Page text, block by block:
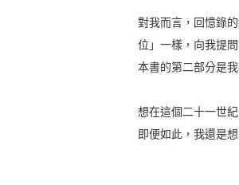
對我而言，回憶錄
位」一樣，向我提
本書的第二部分是
想在這個二十一世
即便如此，我還是